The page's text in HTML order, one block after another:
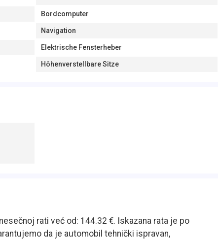
Bordcomputer
Navigation
Elektrische Fensterheber
Höhenverstellbare Sitze
rati već od: 144.32 €. Iskazana rata je po
da je automobil tehnički ispravan,